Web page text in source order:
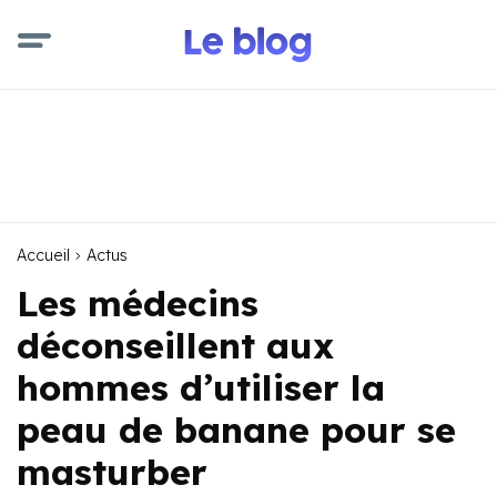
Accueil Actus
Les médecins
déconseillent aux
hommes d’utiliser la
peau de banane pour se
masturber